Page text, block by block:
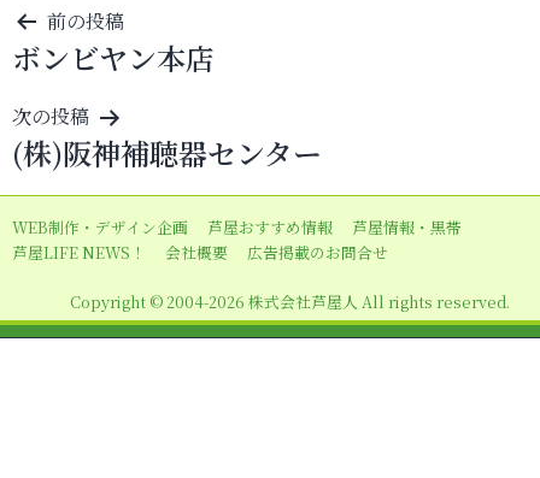
投
稿
ナ
ビ
ゲ
ー
シ
ン
前の投稿
ボンビヤン本店
次の投稿
(株)阪神補聴器センター
WEB制作・デザイン企画 芦屋おすすめ情報
芦屋情報・黒帯
芦屋LIFE NEWS！
会社概要 広告掲載のお問合せ
Copyright © 2004-2026 株式会社芦屋人 All rights reserved.